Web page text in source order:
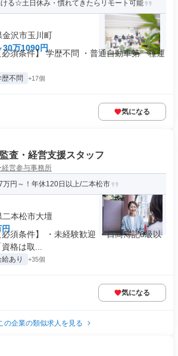
ける☆土日休み・慣れてきたらリモート可能
沢市玉川町
30万1090円
須条件】 学歴不問 ・普通自動車第一種運
歴不問 +17個
気になる
査・経営支援スタッフ
営参与事務所
円～！年休120日以上/二本松市
本松市大壇
須条件】 ・未経験歓迎 ・日商簿記3級以
格は取...
あり +35個
気になる
の企業の類似求人を見る